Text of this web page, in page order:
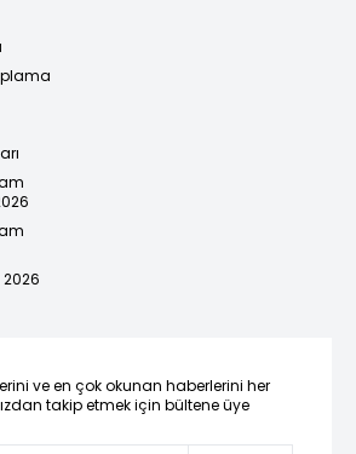
ve en çok okunan haberlerini her
takip etmek için bültene üye